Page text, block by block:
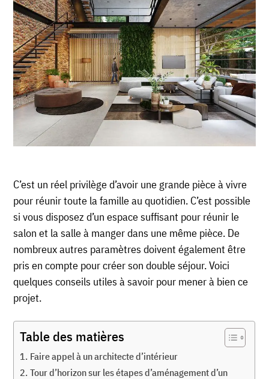
C’est un réel privilège d’avoir une grande pièce à vivre
pour réunir toute la famille au quotidien. C’est possible
si vous disposez d’un espace suffisant pour réunir le
salon et la salle à manger dans une même pièce. De
nombreux autres paramètres doivent également être
pris en compte pour créer son double séjour. Voici
quelques conseils utiles à savoir pour mener à bien ce
projet.
Table des matières
Faire appel à un architecte d’intérieur
Tour d’horizon sur les étapes d’aménagement d’un